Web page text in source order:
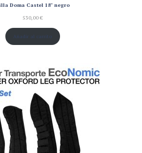
Doma Castel 18" negro
530,00€
Añadir al carrito